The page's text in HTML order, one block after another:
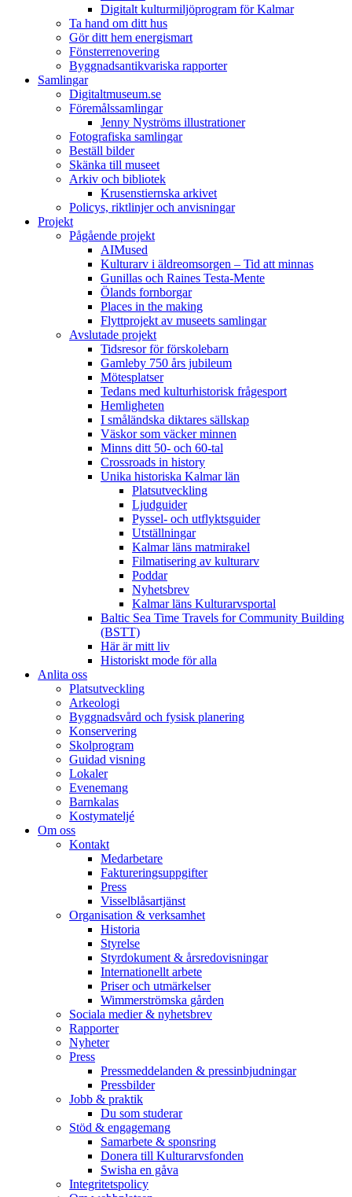
Digitalt kulturmiljöprogram för Kalmar
Ta hand om ditt hus
Gör ditt hem energismart
Fönsterrenovering
Byggnadsantikvariska rapporter
Samlingar
Digitaltmuseum.se
Föremålssamlingar
Jenny Nyströms illustrationer
Fotografiska samlingar
Beställ bilder
Skänka till museet
Arkiv och bibliotek
Krusenstiernska arkivet
Policys, riktlinjer och anvisningar
Projekt
Pågående projekt
AIMused
Kulturarv i äldreomsorgen – Tid att minnas
Gunillas och Raines Testa-Mente
Ölands fornborgar
Places in the making
Flyttprojekt av museets samlingar
Avslutade projekt
Tidsresor för förskolebarn
Gamleby 750 års jubileum
Mötesplatser
Tedans med kulturhistorisk frågesport
Hemligheten
I småländska diktares sällskap
Väskor som väcker minnen
Minns ditt 50- och 60-tal
Crossroads in history
Unika historiska Kalmar län
Platsutveckling
Ljudguider
Pyssel- och utflyktsguider
Utställningar
Kalmar läns matmirakel
Filmatisering av kulturarv
Poddar
Nyhetsbrev
Kalmar läns Kulturarvsportal
Baltic Sea Time Travels for Community Building
(BSTT)
Här är mitt liv
Historiskt mode för alla
Anlita oss
Platsutveckling
Arkeologi
Byggnadsvård och fysisk planering
Konservering
Skolprogram
Guidad visning
Lokaler
Evenemang
Barnkalas
Kostymateljé
Om oss
Kontakt
Medarbetare
Faktureringsuppgifter
Press
Visselblåsartjänst
Organisation & verksamhet
Historia
Styrelse
Styrdokument & årsredovisningar
Internationellt arbete
Priser och utmärkelser
Wimmerströmska gården
Sociala medier & nyhetsbrev
Rapporter
Nyheter
Press
Pressmeddelanden & pressinbjudningar
Pressbilder
Jobb & praktik
Du som studerar
Stöd & engagemang
Samarbete & sponsring
Donera till Kulturarvsfonden
Swisha en gåva
Integritetspolicy